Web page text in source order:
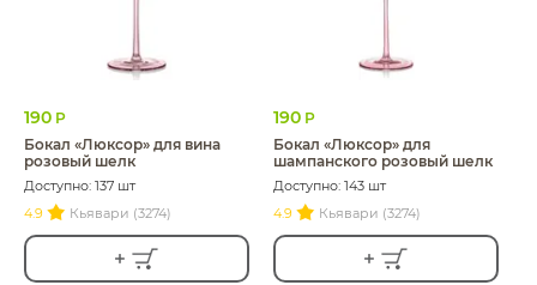
190 Р
Бокал «Люксор» для вина
розовый шелк
Доступно: 137 шт
4.9
Кьявари (3274)
190 Р
Бокал «Люксор» для
шампанского розовый шелк
Доступно: 143 шт
4.9
Кьявари (3274)